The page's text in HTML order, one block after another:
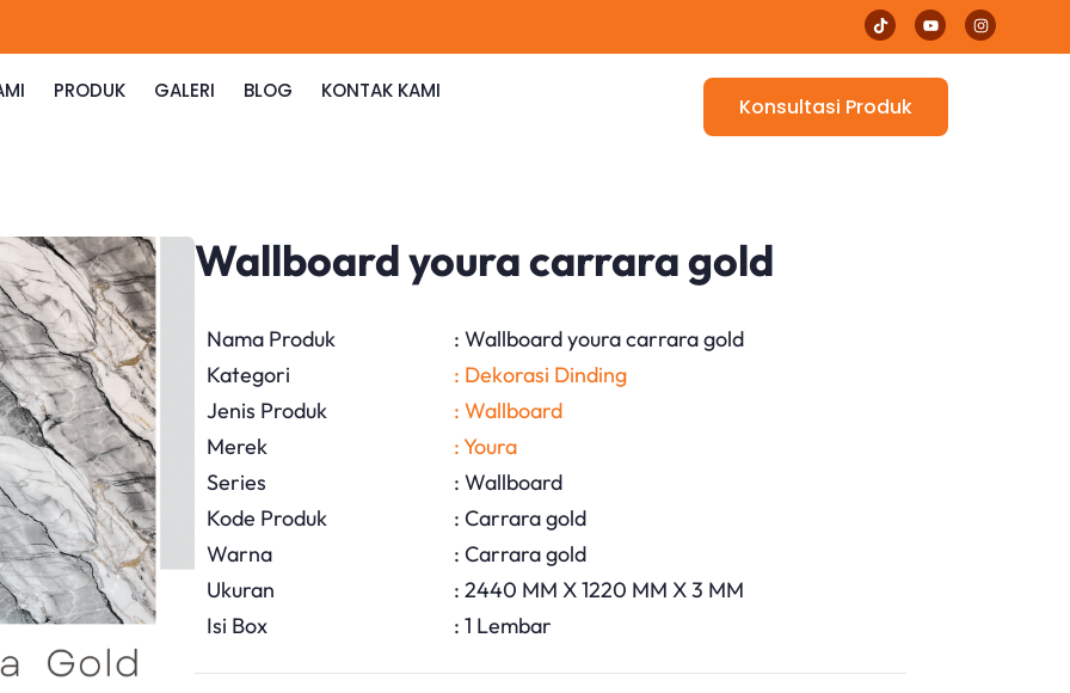
PRODUK GALERI BLOG KONTAK KAMI
Konsultasi Produk
Wallboard youra carrara gold
Nama Produk
: Wallboard youra carrara gold
Kategori
: Dekorasi Dinding
Jenis Produk
: Wallboard
Merek
: Youra
Series
: Wallboard
Kode Produk
: Carrara gold
Warna
: Carrara gold
Ukuran
: 2440 MM X 1220 MM X 3 MM
Isi Box
: 1 Lembar